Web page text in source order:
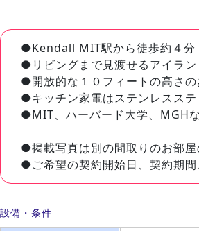
●Kendall MIT駅から徒歩約４分
●リビングまで見渡せるアイラン
●開放的な１０フィートの高さの
●キッチン家電はステンレスス
●MIT、ハーバード大学、MGH
●掲載写真は別の間取りのお部
●ご希望の契約開始日、契約期
設備・条件